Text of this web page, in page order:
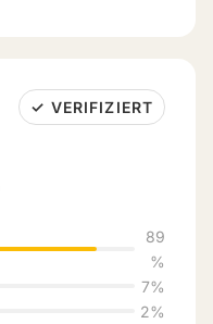
✓ VERIFIZIERT
89
%
7%
2%